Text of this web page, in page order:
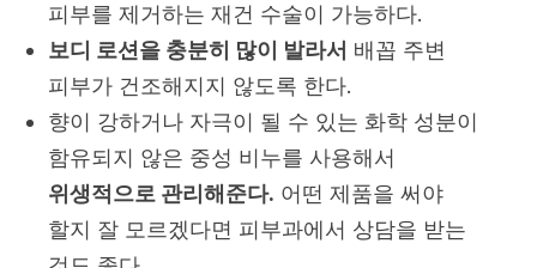
피부를 제거하는 재건 수술이 가능하다.
보디 로션을 충분히 많이 발라서 배꼽 주변
피부가 건조해지지 않도록 한다.
향이 강하거나 자극이 될 수 있는 화학 성분이
함유되지 않은 중성 비누를 사용해서
위생적으로 관리해준다. 어떤 제품을 써야
할지 잘 모르겠다면 피부과에서 상담을 받는